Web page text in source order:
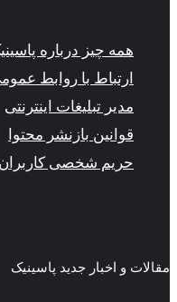
همه چیز درباره پاسینیک
ارتباط با روابط عمومی
مدیر تبلیغات اینترنتی
قوانین بازنشر محتوا
حریم شخصی کاربران
و اخبار جدید پاسینیک